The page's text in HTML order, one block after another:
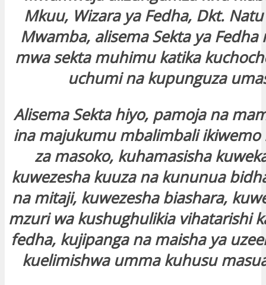
Mkuu, Wizara ya Fedha, Dkt.
Mwamba, alisema Sekta ya
mwa sekta muhimu katika
uchumi na kupunguza
Alisema Sekta hiyo, pamoja na
ina majukumu mbalimbali ikiwemo
za masoko, kuhamasisha
kuwezesha kuuza na kununua
na mitaji, kuwezesha biashara,
mzuri wa kushughulikia vihatarishi
fedha, kujipanga na maisha ya
kuelimishwa umma kuhusu